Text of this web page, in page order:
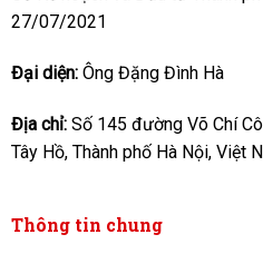
27/07/2021
Đại diện: Ông Đặng Đình Hà
Địa chỉ: Số 145 đường Võ Chí
Tây Hồ, Thành phố Hà Nội, Việt
Thông tin chung